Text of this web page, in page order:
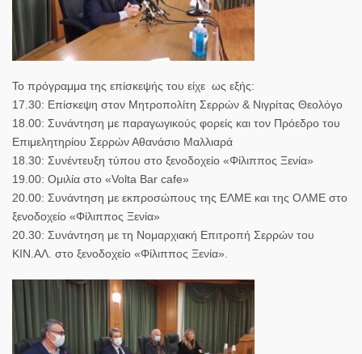
Το πρόγραμμα της επίσκεψής του είχε ως εξής:
17.30: Επίσκεψη στον Μητροπολίτη Σερρών & Νιγρίτας Θεολόγο
18.00: Συνάντηση με παραγωγικούς φορείς και τον Πρόεδρο του
Επιμελητηρίου Σερρών Αθανάσιο Μαλλιαρά
18.30: Συνέντευξη τύπου στο ξενοδοχείο «Φίλιππος Ξενία»
19.00: Ομιλία στο «Volta Bar cafe»
20.00: Συνάντηση με εκπροσώπους της ΕΛΜΕ και της ΟΛΜΕ στο
ξενοδοχείο «Φίλιππος Ξενία»
20.30: Συνάντηση με τη Νομαρχιακή Επιτροπή Σερρών του
ΚΙΝ.ΑΛ. στο ξενοδοχείο «Φίλιππος Ξενία».